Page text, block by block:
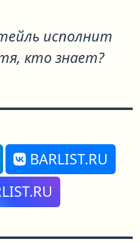
исполнит
кто знает?
BARLIST.RU